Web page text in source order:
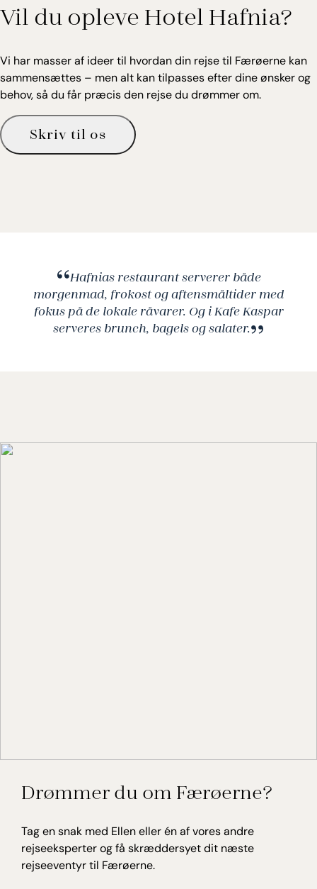
Vil du opleve Hotel Hafnia?
Vi har masser af ideer til hvordan din rejse til Færøerne kan
sammensættes – men alt kan tilpasses efter dine ønsker og
behov, så du får præcis den rejse du drømmer om.
Skriv til os
Hafnias restaurant serverer både
morgenmad, frokost og aftensmåltider med
fokus på de lokale råvarer. Og i Kafe Kaspar
serveres brunch, bagels og salater.
Ellen Fjellanger Schmidt
Drømmer du om Færøerne?
Tag en snak med Ellen eller én af vores andre
rejseeksperter og få skræddersyet dit næste
rejseeventyr til Færøerne.